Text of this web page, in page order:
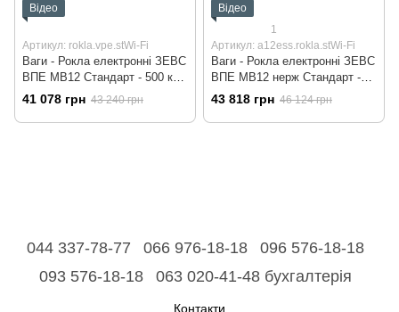
Відео
Артикул: rokla.vpe.stWi-Fi
Ваги - Рокла електронні ЗЕВС
ВПЕ МВ12 Стандарт - 500 кг
Wi-Fi
41 078 грн 43 240 грн
Відео
1
Артикул: a12ess.rokla.stWi-Fi
Ваги - Рокла електронні ЗЕВС
ВПЕ МВ12 нерж Стандарт -
500 кг Wi-Fi
43 818 грн 46 124 грн
044 337-78-77 066 976-18-18
096 576-18-18
093 576-18-18
063 020-41-48 бухгалтерія
Контакти